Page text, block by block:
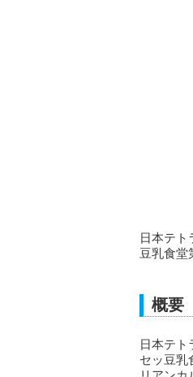
日本テト
豆乳食堂
概要
日本テト
セッ豆乳